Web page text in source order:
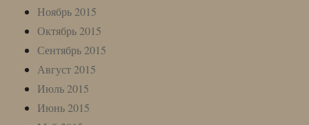
Ноябрь 2015
Октябрь 2015
Сентябрь 2015
Август 2015
Июль 2015
Июнь 2015